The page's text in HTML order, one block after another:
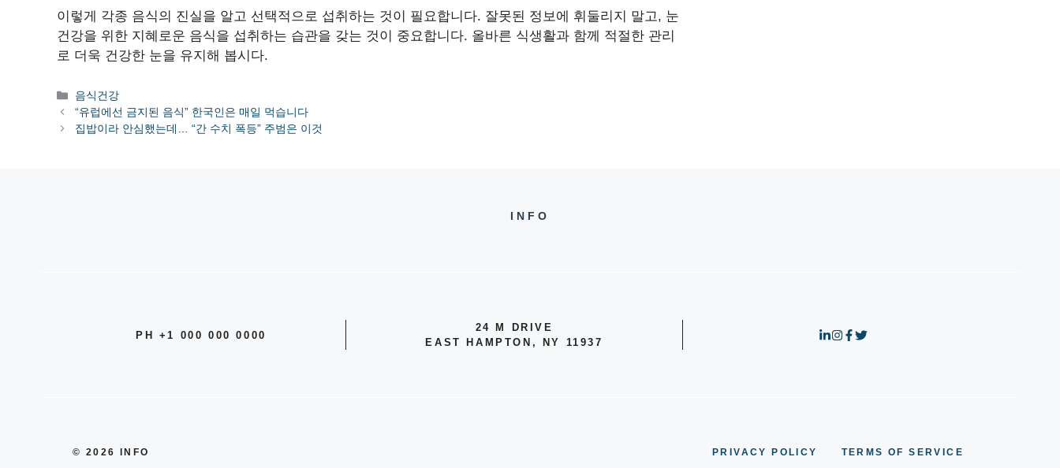
이렇게 각종 음식의 진실을 알고 선택적으로 섭취하는 것이 필요합니다. 잘못된 정보에 휘둘리지 말고, 눈
건강을 위한 지혜로운 음식을 섭취하는 습관을 갖는 것이 중요합니다. 올바른 식생활과 함께 적절한 관리
로 더욱 건강한 눈을 유지해 봅시다.
카
테
고
음식건강
“유럽에선 금지된 음식” 한국인은 매일 먹습니다
집밥이라 안심했는데… “간 수치 폭등” 주범은 이것
INFO
PH +1 000 000 0000
24 M DRIVE
EAST HAMPTON, NY 11937
© 2026 INFO PRIVACY POLICY TERMS OF SERVICE